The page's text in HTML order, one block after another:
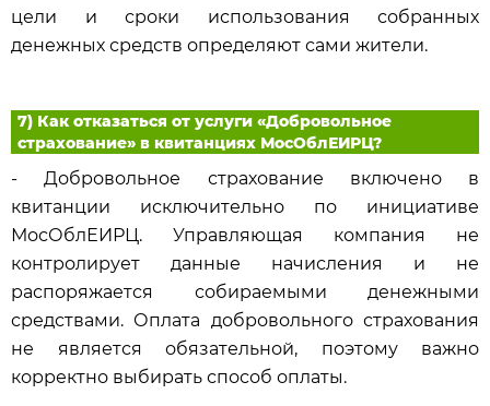
цели и сроки использования собранных
денежных средств определяют сами жители.
7) Как отказаться от услуги «Добровольное
страхование» в квитанциях МосОблЕИРЦ?
- Добровольное страхование включено в
квитанции исключительно по инициативе
МосОблЕИРЦ. Управляющая компания не
контролирует данные начисления и не
распоряжается собираемыми денежными
средствами. Оплата добровольного страхования
не является обязательной, поэтому важно
корректно выбирать способ оплаты.